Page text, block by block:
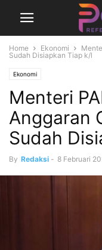
Home Ekonomi
Sudah Disiapkan Tiap k/l
Ekonomi
Menteri
Anggaran
Sudah
By Redaksi - 8 Februari